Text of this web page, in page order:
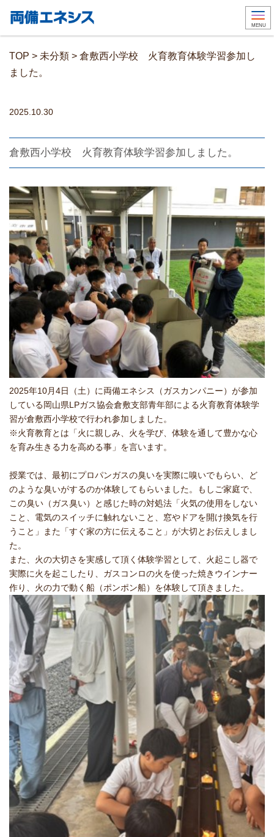
MENU
TOP > 未分類 > 倉敷西小学校 火育教育体験学習参加し
ました。
2025.10.30
倉敷西小学校 火育教育体験学習参加しました。
2025年10月4日（土）に両備エネシス（ガスカンパニー）が参加
している岡山県LPガス協会倉敷支部青年部による火育教育体験学
習が倉敷西小学校で行われ参加しました。
※火育教育とは「火に親しみ、火を学び、体験を通して豊かな心
を育み生きる力を高める事」を言います。
授業では、最初にプロパンガスの臭いを実際に嗅いでもらい、ど
のような臭いがするのか体験してもらいました。もしご家庭で、
この臭い（ガス臭い）と感じた時の対処法「火気の使用をしない
こと、電気のスイッチに触れないこと、窓やドアを開け換気を行
うこと」また「すぐ家の方に伝えること」が大切とお伝えしまし
た。
また、火の大切さを実感して頂く体験学習として、火起こし器で
実際に火を起こしたり、ガスコンロの火を使った焼きウインナー
作り、火の力で動く船（ポンポン船）を体験して頂きました。